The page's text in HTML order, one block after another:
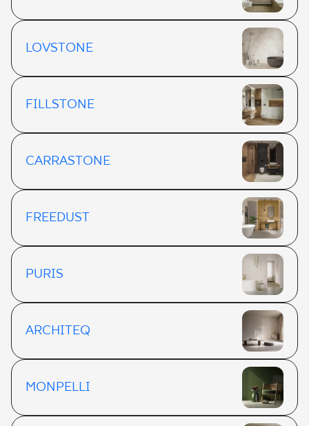
LOVSTONE
FILLSTONE
CARRASTONE
FREEDUST
PURIS
ARCHITEQ
MONPELLI